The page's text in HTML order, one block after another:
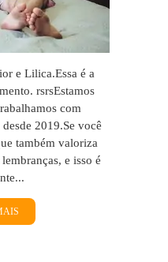
e Lilica.Essa é a
rsrsEstamos
com
2019.Se você
também valoriza
e isso é